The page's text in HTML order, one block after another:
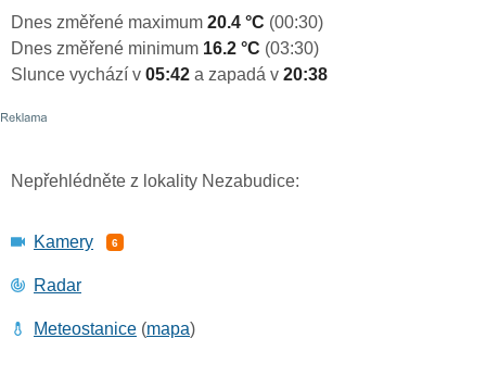
Dnes změřené maximum 20.4 °C (00:30)
Dnes změřené minimum 16.2 °C (03:30)
Slunce vychází v 05:42 a zapadá v 20:38
Nepřehlédněte z lokality Nezabudice:
Kamery 6
Radar
Meteostanice (mapa)